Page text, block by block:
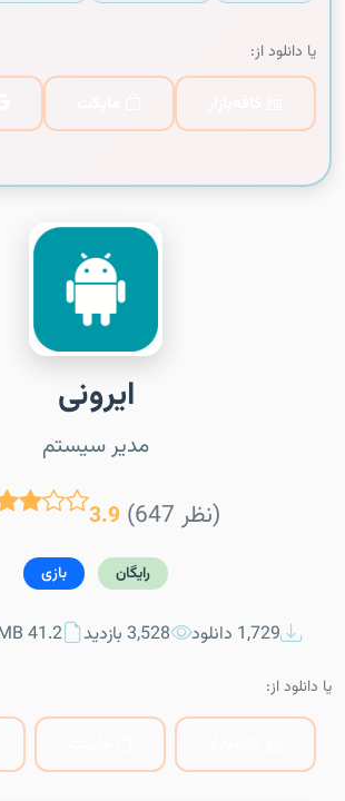
یا دانلود از:
ایرونی
مدیر سیستم
3.9 (647 نظر)
رایگان بازی
1,729 دانلود 3,528 بازدید 41.2 MB
یا دانلود از: